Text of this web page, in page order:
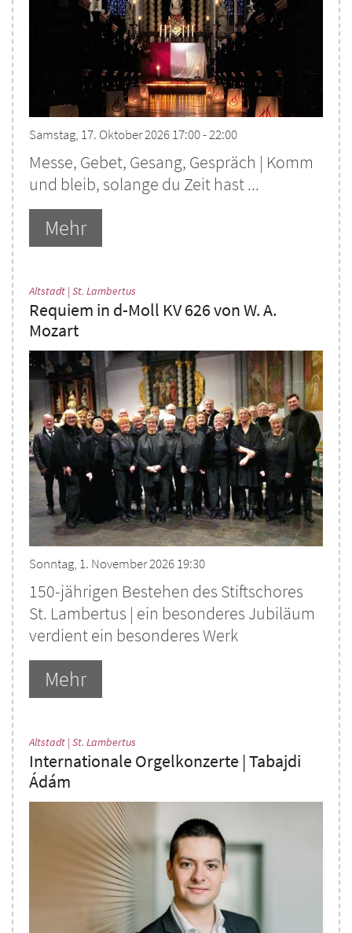
Samstag, 17. Oktober 2026 17:00 - 22:00
Messe, Gebet, Gesang, Gespräch | Komm
und bleib, solange du Zeit hast ...
Mehr
Altstadt | St. Lambertus
Requiem in d-Moll KV 626 von W. A.
Mozart
Sonntag, 1. November 2026 19:30
150-jährigen Bestehen des Stiftschores
St. Lambertus | ein besonderes Jubiläum
verdient ein besonderes Werk
Mehr
Altstadt | St. Lambertus
Internationale Orgelkonzerte | Tabajdi
Ádám